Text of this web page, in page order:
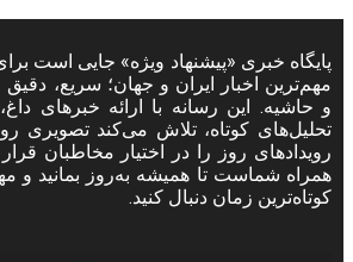
پایگاه خبری «پیشنهاد ویژه» جایی است
مهم‌ترین اخبار ایران و جهان؛ سریع،
و حاشیه. این رسانه با ارائه خبرهای
تحلیل‌های کوتاه، تلاش می‌کند تصویری
رویدادهای روز را در اختیار مخاطبان
همراه شماست تا همیشه به‌روز بمانید و
کوتاه‌ترین زمان دنبال کنید.